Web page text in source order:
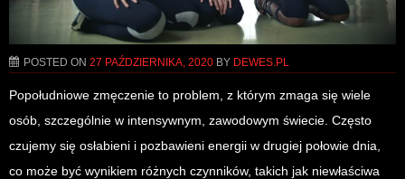
POSTED ON 27 PAŹDZIERNIKA, 2020 BY DEWES.PL
Popołudniowe zmęczenie to problem, z którym zmaga się wiele
osób, szczególnie w intensywnym, zawodowym świecie. Często
czujemy się osłabieni i pozbawieni energii w drugiej połowie dnia,
co może być wynikiem różnych czynników, takich jak niewłaściwa